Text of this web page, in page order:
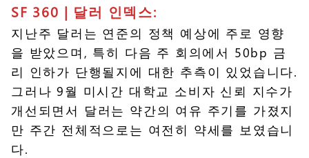
SF 360 | 달러 인덱스:
지난주 달러는 연준의 정책 예상에 주로 영향
을 받았으며, 특히 다음 주 회의에서 50bp 금
리 인하가 단행될지에 대한 추측이 있었습니다.
그러나 9월 미시간 대학교 소비자 신뢰 지수가
개선되면서 달러는 약간의 여유 주기를 가졌지
만 주간 전체적으로는 여전히 약세를 보였습니
다.